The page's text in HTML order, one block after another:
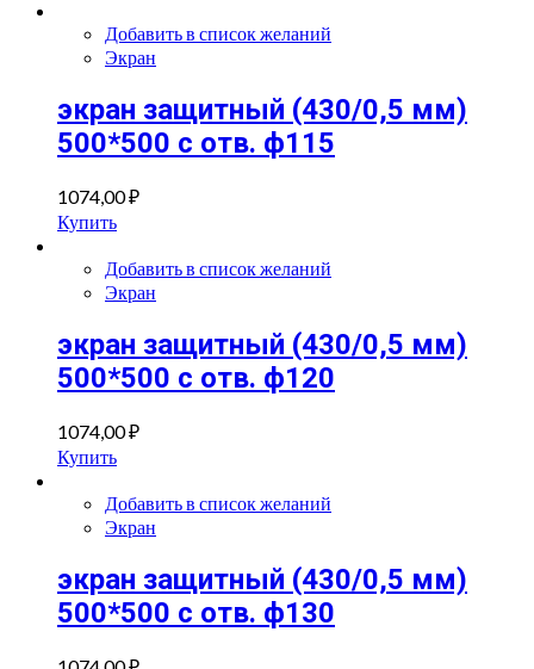
Добавить в список желаний
Экран
экран защитный (430/0,5 мм)
500*500 с отв. ф115
1074,00₽
Купить
Добавить в список желаний
Экран
экран защитный (430/0,5 мм)
500*500 с отв. ф120
1074,00₽
Купить
Добавить в список желаний
Экран
экран защитный (430/0,5 мм)
500*500 с отв. ф130